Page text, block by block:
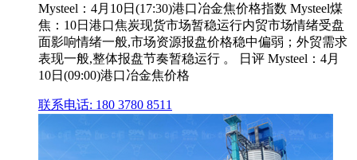
Mysteel：4月10日(17:30)港口冶金焦价格指数 Mysteel煤
焦：10日港口焦炭现货市场暂稳运行内贸市场情绪受盘
面影响情绪一般,市场资源报盘价格稳中偏弱；外贸需求
表现一般,整体报盘节奏暂稳运行 。 日评 Mysteel：4月
10日(09:00)港口冶金焦价格
联系电话: 180 3780 8511